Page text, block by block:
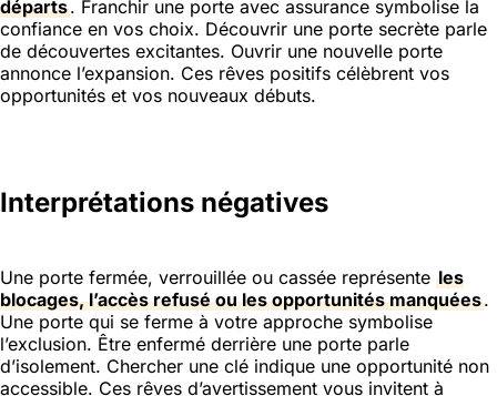
départs. Franchir une porte avec assurance symbolise la
confiance en vos choix. Découvrir une porte secrète parle
de découvertes excitantes. Ouvrir une nouvelle porte
annonce l’expansion. Ces rêves positifs célèbrent vos
opportunités et vos nouveaux débuts.
Interprétations négatives
Une porte fermée, verrouillée ou cassée représente les
blocages, l’accès refusé ou les opportunités manquées.
Une porte qui se ferme à votre approche symbolise
l’exclusion. Être enfermé derrière une porte parle
d’isolement. Chercher une clé indique une opportunité non
accessible. Ces rêves d’avertissement vous invitent à